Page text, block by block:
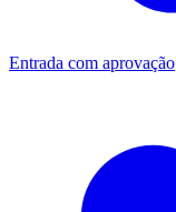
Entrada com aprovação